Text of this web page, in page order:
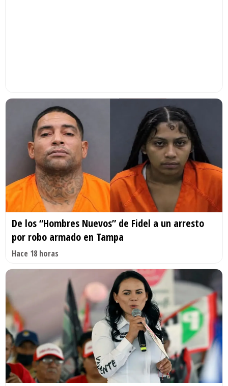
De los “Hombres Nuevos” de Fidel a un arresto
por robo armado en Tampa
Hace 18 horas